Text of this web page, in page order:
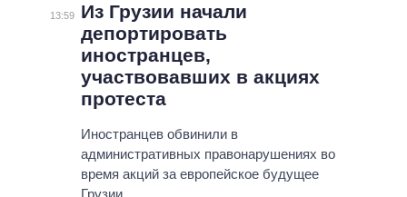
13:59
Из Грузии начали
депортировать
иностранцев,
участвовавших в акциях
протеста
Иностранцев обвинили в
административных правонарушениях во
время акций за европейское будущее